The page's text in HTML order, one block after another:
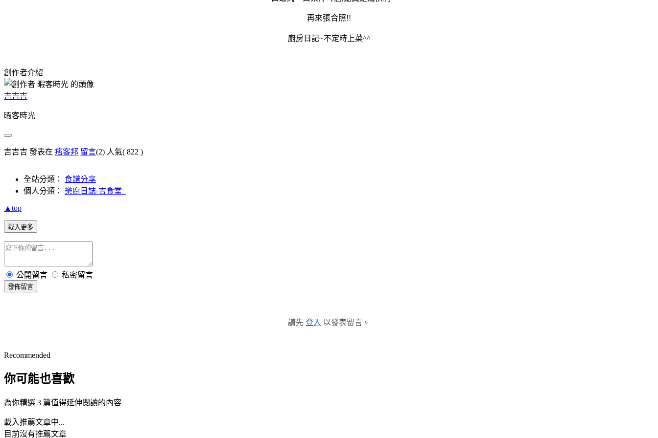
再來張合照!!
廚房日記~不定時上菜^^
創作者介紹
吉吉吉
暇客時光
吉吉吉 發表在 痞客邦 留言(2) 人氣( 822 )
全站分類： 食譜分享
個人分類： 樂廚日誌-吉食堂
▲top
載入更多
公開留言 私密留言
發佈留言
請先 登入 以發表留言。
Recommended
你可能也喜歡
為你精選 3 篇值得延伸閱讀的內容
載入推薦文章中...
目前沒有推薦文章